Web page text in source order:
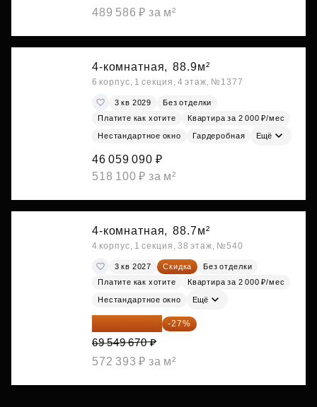
489 586 ₽ за м²
4-комнатная, 88.9м²
6 корпус, 1 секция, 4 этаж, №1377
3 кв 2029
Без отделки
Платите как хотите
Квартира за 2 000 ₽/мес
Нестандартное окно Гардеробная Ещё
46 059 090 ₽
518 100 ₽ за м²
4-комнатная, 88.7м²
4 корпус, 1 секция, 38 этаж, №540
3 кв 2027 Скидка
Без отделки
Платите как хотите
Квартира за 2 000 ₽/мес
Нестандартное окно Ещё
50 771 259 ₽ -27%
69 549 670 ₽
572 393 ₽ за м²